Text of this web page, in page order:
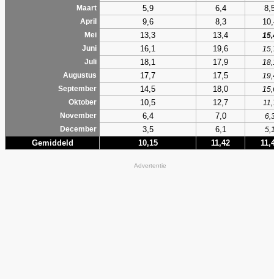
Maart 5,9 6,4
April 9,6 8,3
Mei 13,3 13,4
Juni
16,1 19,6
Juli
18,1 17,9
Augustus
17,7 17,5
September
14,5 18,0
Oktober
10,5 12,7
November
6,4 7,0
December
3,5 6,1
Gemiddeld 10,15 11,42
Advertentie